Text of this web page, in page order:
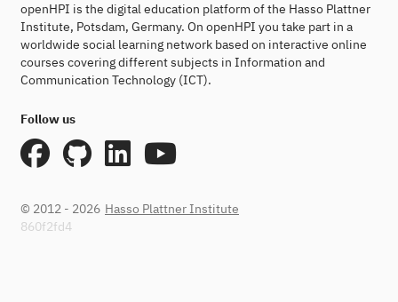
openHPI is the digital education platform of the Hasso Plattner
Institute, Potsdam, Germany. On openHPI you take part in a
worldwide social learning network based on interactive online
courses covering different subjects in Information and
Communication Technology (ICT).
Follow us
© 2012 - 2026 Hasso Plattner Institute
860f2fd4